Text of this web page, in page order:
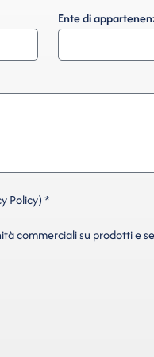
Ente di
Policy) *
commerciali su prodotti e